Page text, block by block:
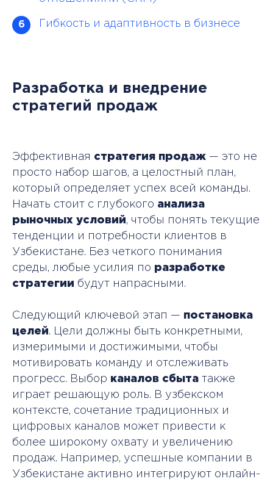
6 Гибкость и адаптивность в бизнесе
Разработка и внедрение
стратегий продаж
Эффективная стратегия продаж — это не
просто набор шагов, а целостный план,
который определяет успех всей команды.
Начать стоит с глубокого анализа
рыночных условий, чтобы понять текущие
тенденции и потребности клиентов в
Узбекистане. Без четкого понимания
среды, любые усилия по разработке
стратегии будут напрасными.
Следующий ключевой этап — постановка
целей. Цели должны быть конкретными,
измеримыми и достижимыми, чтобы
мотивировать команду и отслеживать
прогресс. Выбор каналов сбыта также
играет решающую роль. В узбекском
контексте, сочетание традиционных и
цифровых каналов может привести к
более широкому охвату и увеличению
продаж. Например, успешные компании в
Узбекистане активно интегрируют онлайн-